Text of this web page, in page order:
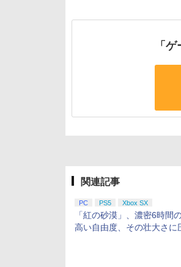
「
関連記事
PC PS5 Xbox SX
「紅の砂漠」、濃密6時間
高い自由度、その壮大さに